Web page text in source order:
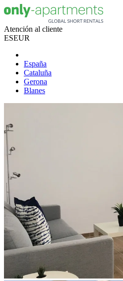
Atención al cliente
ESEUR
España
Cataluña
Gerona
Blanes